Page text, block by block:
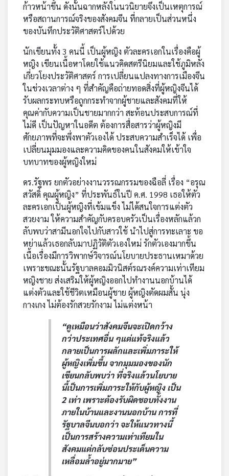
ก้าวหน้าขึ้น ดังนั้นฉากหลังในนวนิยายจึงเป็นเหตุการณ์
หรือสถานการณ์จริงของสังคมจีน ที่กลายเป็นส่วนหนึ่ง
ของบันทึกประวัติศาสตร์ไปด้วย
นักเขียนทั้ง 3 คนนี้ เป็นผู้หญิง ตัวละครเอกในเรื่องคือผู้
หญิง เขียนเนื้อหาโดยใช้แนวคิดสตรีนิยมและใช้ภูมิหลัง
เกี่ยวโยงประวัติศาสตร์ การเปลี่ยนแปลงทางการเมืองจีน
ในช่วงเวลาต่าง ๆ ที่สำคัญคือถ่ายทอดสิ่งที่ผู้หญิงจีนได้
รับผลกระทบหรือถูกกระทำจากผู้ชายและสังคมที่ให้
คุณค่ากับความเป็นชายมากกว่า สะท้อนประสบการณ์ที่
ไม่ดี เป็นปัญหาในอดีต ต้องการสื่อสารว่าผู้หญิงมี
ศักยภาพที่จะพึ่งพาตัวเองได้ ประสบความสำเร็จได้ เพื่อ
เปลี่ยนมุมมองและความคิดของคนในสังคมให้เข้าใจ
บทบาทของผู้หญิงใหม่
ดร.รัฐพร ยกตัวอย่างงานวรรณกรรมของฉือลี่ เรื่อง “อรุณ
สวัสดิ์ คุณผู้หญิง” ที่ประพันธ์ในปี ค.ศ. 1998 เธอให้ตัว
ละครเอกเป็นผู้หญิงที่เข้มแข็ง ไม่ได้สนใจการแต่งตัว
สวยงาม ให้ความสำคัญกับครอบครัวเป็นเรื่องหลักแล้วก
ลับพบว่าสามีนอกใจไปกับสาวใช้ นำไปสู่การทะเลาะ ขอ
หย่าแล้วเธอกลับมาปฏิวัติตัวเองใหม่ รักตัวเองมากขึ้น
เนื้อเรื่องมีการวิพากษ์วิจารณ์นโยบายประธานเหมาด้วย
เพราะขณะนั้นรัฐบาลคอมมิวนิสต์รณรงค์ความเท่าเทียม
หญิงชาย ส่งเสริมให้ผู้หญิงออกไปทำงานนอกบ้านได้
แต่งตัวและใช้ชีวิตเหมือนผู้ชาย ผู้หญิงตัดผมสั้น นุ่ง
กางเกง ไม่ต้องรักสวยรักงาม ไม่แต่งหน้า
“ดูเหมือนว่าสังคมจีนจะเปิดกว้าง
กว่าประเทศอื่น ๆแต่แท้จริงแล้ว
กลายเป็นการผลักและเพิ่มภาระให้
ผู้หญิงเพิ่มขึ้น จากมุมมองของนัก
เขียนกลับพบว่า ที่จริงแล้วนโยบาย
นี้เป็นการเพิ่มภาระให้กับผู้หญิง เป็น
2 เท่า เพราะต้องรับผิดชอบทั้งงาน
ภายในบ้านและงานนอกบ้าน การที่
รัฐบาลจีนบอกว่า จะให้แนวทางนี้
เป็นการสร้างความเท่าเทียมใน
สังคมแต่กลับซ่อนประเด็นความ
เหลื่อมล้ำอยู่มากมาย”